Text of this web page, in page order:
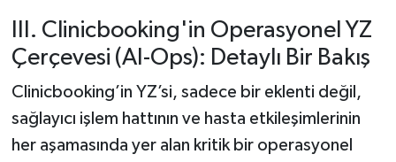
III. Clinicbooking'in Operasyonel YZ
Çerçevesi (AI-Ops): Detaylı Bir Bakış
Clinicbooking’in YZ’si, sadece bir eklenti değil,
sağlayıcı işlem hattının ve hasta etkileşimlerinin
her aşamasında yer alan kritik bir operasyonel